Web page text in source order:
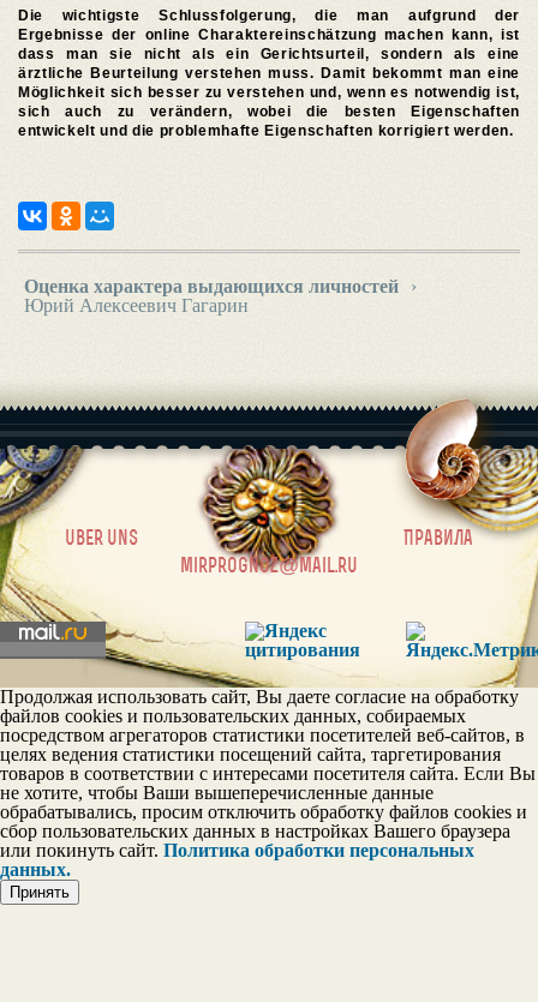
Die wichtigste Schlussfolgerung, die man aufgrund der
Ergebnisse der online Charaktereinschätzung machen kann, ist
dass man sie nicht als ein Gerichtsurteil, sondern als eine
ärztliche Beurteilung verstehen muss. Damit bekommt man eine
Möglichkeit sich besser zu verstehen und, wenn es notwendig ist,
sich auch zu verändern, wobei die besten Eigenschaften
entwickelt und die problemhafte Eigenschaften korrigiert werden.
Оценка характера выдающихся личностей
›
Юрий Алексеевич Гагарин
uber uns |
Правила
mirprognoz@mail.ru
Продолжая использовать сайт, Вы даете согласие на обработку
файлов cookies и пользовательских данных, собираемых
посредством агрегаторов статистики посетителей веб-сайтов, в
целях ведения статистики посещений сайта, таргетирования
товаров в соответствии с интересами посетителя сайта. Если Вы
не хотите, чтобы Ваши вышеперечисленные данные
обрабатывались, просим отключить обработку файлов cookies и
сбор пользовательских данных в настройках Вашего браузера
или покинуть сайт. Политика обработки персональных
данных.
Принять